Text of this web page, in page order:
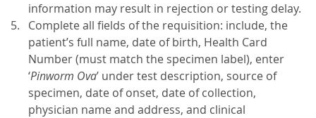
information may result in rejection or testing delay.
Complete all fields of the requisition: include, the
patient’s full name, date of birth, Health Card
Number (must match the specimen label), enter
‘Pinworm Ova’ under test description, source of
specimen, date of onset, date of collection,
physician name and address, and clinical